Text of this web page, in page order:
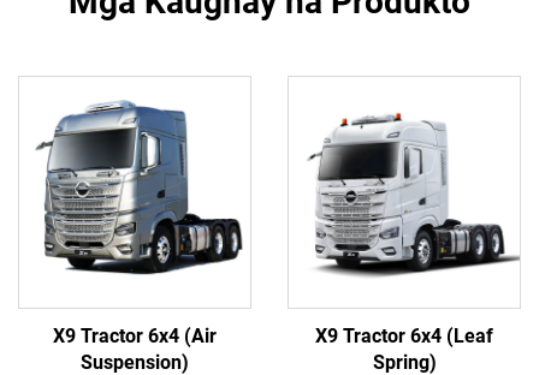
X9 Tractor 6x4 (Air
Suspension)
X9 Tractor 6x4 (Leaf
Spring)